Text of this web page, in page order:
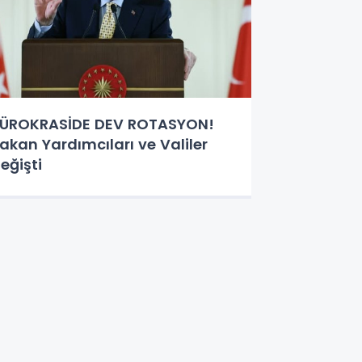
DEV ROTASYON!
Yardımcıları ve Valiler